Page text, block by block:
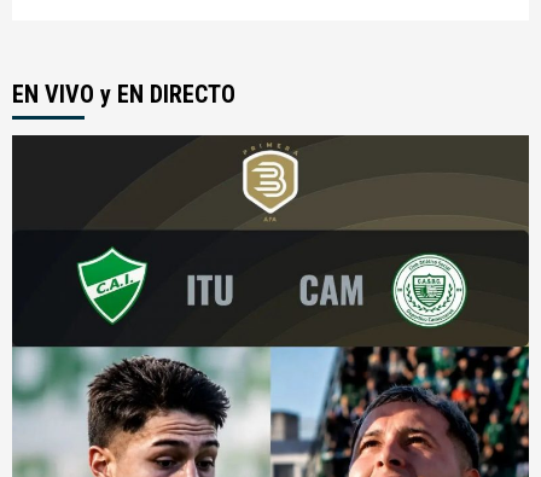
EN VIVO y EN DIRECTO